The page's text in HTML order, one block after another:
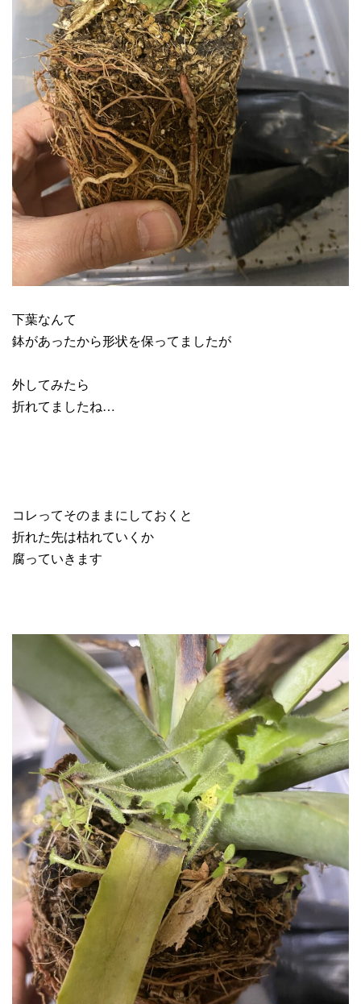
下葉なんて
鉢があったから形状を保ってましたが
外してみたら
折れてましたね…
コレってそのままにしておくと
折れた先は枯れていくか
腐っていきます